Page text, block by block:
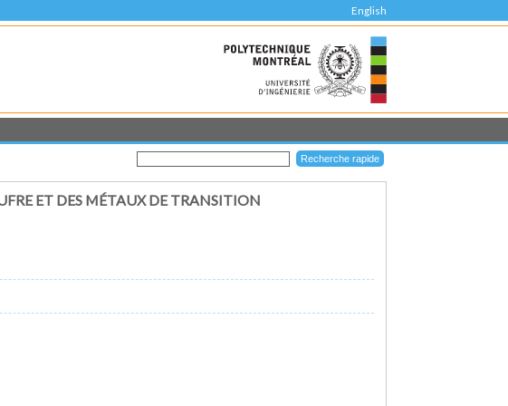
English
ET DES MÉTAUX DE TRANSITION